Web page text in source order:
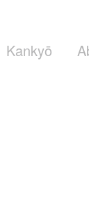
Kankyō